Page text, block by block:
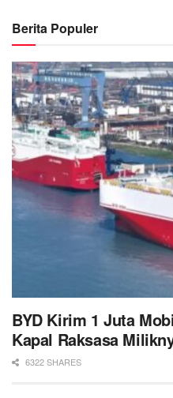
Berita Populer
BYD Kirim 1 Juta
Kapal Raksasa
6322 SHARES